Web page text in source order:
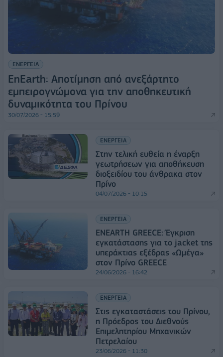
ΕΝΕΡΓΕΙΑ
EnEarth: Αποτίμηση από ανεξάρτητο
εμπειρογνώμονα για την αποθηκευτική
δυναμικότητα του Πρίνου
30/07/2026 - 15:59
ΕΝΕΡΓΕΙΑ
Στην τελική ευθεία η έναρξη
γεωτρήσεων για αποθήκευση
διοξειδίου του άνθρακα στον
Πρίνο
04/07/2026 - 10:15
ΕΝΕΡΓΕΙΑ
ENEARTH GREECE: Έγκριση
εγκατάστασης για το jacket της
υπεράκτιας εξέδρας «Ωμέγα»
στον Πρίνο GREECE
24/06/2026 - 16:42
ΕΝΕΡΓΕΙΑ
Στις εγκαταστάσεις του Πρίνου,
η Πρόεδρος του Διεθνούς
Επιμελητηρίου Μηχανικών
Πετρελαίου
23/06/2026 - 11:30